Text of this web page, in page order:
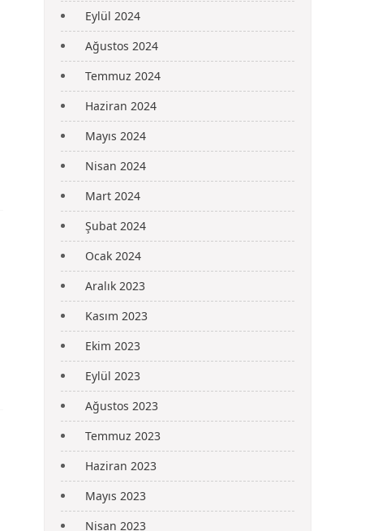
Eylül 2024
Ağustos 2024
Temmuz 2024
Haziran 2024
Mayıs 2024
Nisan 2024
Mart 2024
Şubat 2024
Ocak 2024
Aralık 2023
Kasım 2023
Ekim 2023
Eylül 2023
Ağustos 2023
Temmuz 2023
Haziran 2023
Mayıs 2023
Nisan 2023